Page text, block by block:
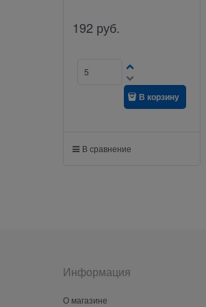
192 руб.
В корзину
В сравнение
Информация
О магазине